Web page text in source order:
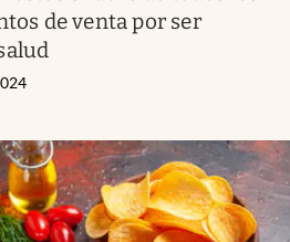
de venta por ser